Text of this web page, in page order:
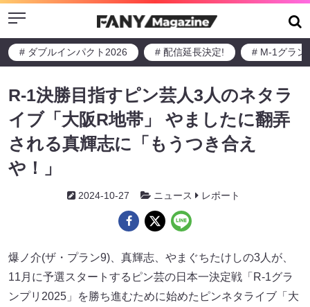
Menu
# ダブルインパクト2026 # 配信延長決定! # M-1グラン
R-1決勝目指すピン芸人3人のネタラ
イブ「大阪R地帯」 やましたに翻弄
される真輝志に「もうつき合え
や！」
2024-10-27 ニュース レポート
爆ノ介(ザ・プラン9)、真輝志、やまぐちたけしの3人が、
11月に予選スタートするピン芸の日本一決定戦「R-1グラ
ンプリ2025」を勝ち進むために始めたピンネタライブ「大